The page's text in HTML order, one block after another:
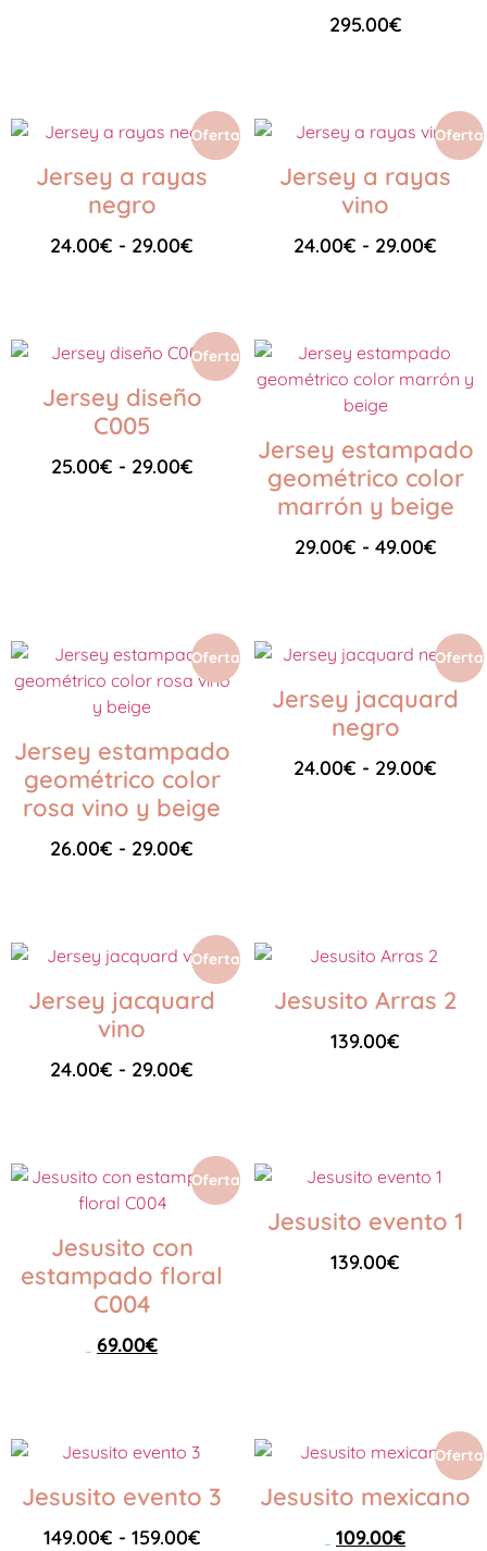
295.00€
Oferta
Jersey a rayas
negro
24.00€ - 29.00€
Oferta
Jersey a rayas
vino
24.00€ - 29.00€
Oferta
Jersey diseño
C005
25.00€ - 29.00€
Jersey estampado
geométrico color
marrón y beige
29.00€ - 49.00€
Oferta
Jersey estampado
geométrico color
rosa vino y beige
26.00€ - 29.00€
Oferta
Jersey jacquard
negro
24.00€ - 29.00€
Oferta
Jersey jacquard
vino
24.00€ - 29.00€
Jesusito Arras 2
139.00€
Oferta
Jesusito con
estampado floral
C004
69.00€
Jesusito evento 1
139.00€
Jesusito evento 3
149.00€ - 159.00€
Oferta
Jesusito mexicano
109.00€